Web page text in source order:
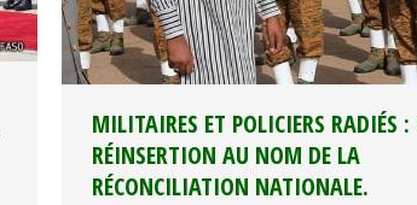
MILITAIRES ET POLICIERS RADIÉS :
RÉINSERTION AU NOM DE LA
RÉCONCILIATION NATIONALE.